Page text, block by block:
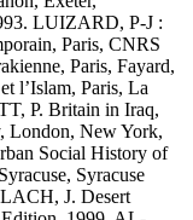
LUIZARD, P-J :
Paris, CNRS
Paris, Fayard,
l’Islam, Paris, La
P. Britain in Iraq,
London, New York,
Social History of
Syracuse
J. Desert